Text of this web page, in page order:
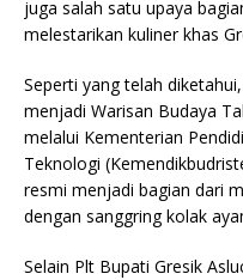
juga salah satu upaya
melestarikan kuliner khas
Seperti yang telah
menjadi Warisan Budaya
melalui Kementerian
Teknologi
resmi menjadi bagian dari
dengan sanggring kolak
Selain Plt Bupati Gresik